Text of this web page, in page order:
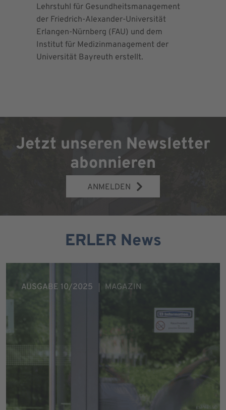
Lehrstuhl für Gesundheitsmanagement
der Friedrich-Alexander-Universität
Erlangen-Nürnberg (FAU) und dem
Institut für Medizinmanagement der
Universität Bayreuth erstellt.
Jetzt unseren Newsletter
abonnieren
ANMELDEN
ERLER News
AUSGABE 10/2025 MAGAZIN